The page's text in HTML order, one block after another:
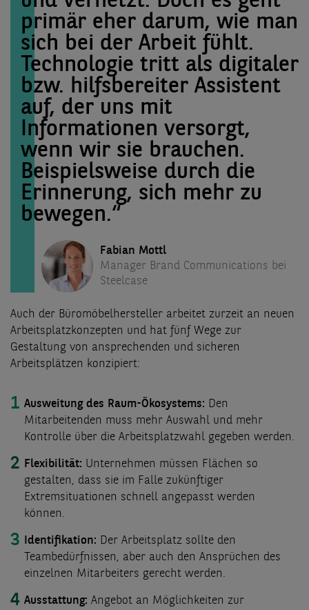
primär eher darum, wie man
sich bei der Arbeit fühlt.
Technologie tritt als digitaler
bzw. hilfsbereiter Assistent
auf, der uns mit
Informationen versorgt,
wenn wir sie brauchen.
Beispielsweise durch die
Erinnerung, sich mehr zu
bewegen.“
Fabian Mottl
Manager Brand Communications bei
Steelcase
Auch der Büromöbelhersteller arbeitet zurzeit an neuen
Arbeitsplatzkonzepten und hat fünf Wege zur
Gestaltung von ansprechenden und sicheren
Arbeitsplätzen konzipiert:
Ausweitung des Raum-Ökosystems: Den
Mitarbeitenden muss mehr Auswahl und mehr
Kontrolle über die Arbeitsplatzwahl gegeben werden.
Flexibilität: Unternehmen müssen Flächen so
gestalten, dass sie im Falle zukünftiger
Extremsituationen schnell angepasst werden
können.
Identifikation: Der Arbeitsplatz sollte den
Teambedürfnissen, aber auch den Ansprüchen des
einzelnen Mitarbeiters gerecht werden.
Ausstattung: Angebot an Möglichkeiten zur